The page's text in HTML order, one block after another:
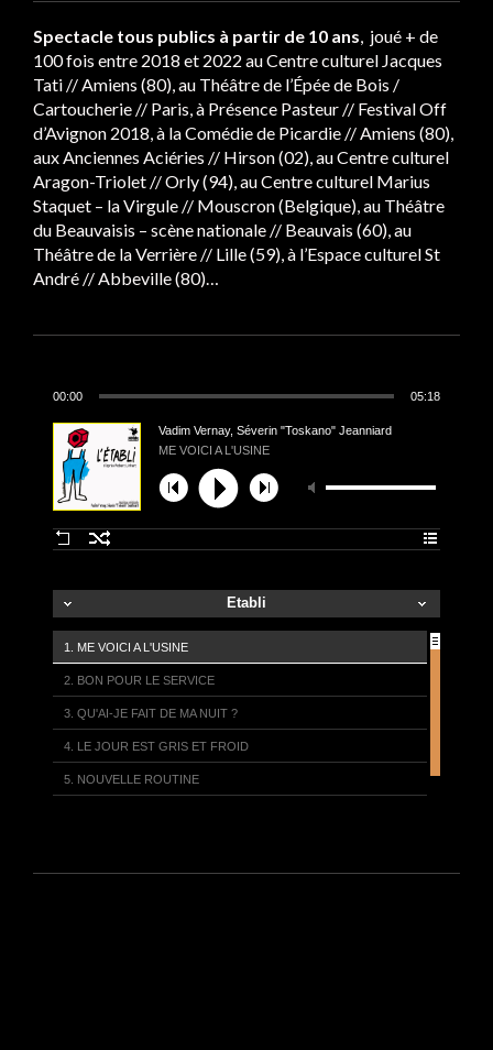
Spectacle tous publics à partir de 10 ans, joué + de
100 fois entre 2018 et 2022 au Centre culturel Jacques
Tati // Amiens (80), au Théâtre de l’Épée de Bois /
Cartoucherie // Paris, à Présence Pasteur // Festival Off
d’Avignon 2018, à la Comédie de Picardie // Amiens (80),
aux Anciennes Aciéries // Hirson (02), au Centre culturel
Aragon-Triolet // Orly (94), au Centre culturel Marius
Staquet – la Virgule // Mouscron (Belgique), au Théâtre
du Beauvaisis – scène nationale // Beauvais (60), au
Théâtre de la Verrière // Lille (59), à l’Espace culturel St
André // Abbeville (80)…
00:00 05:18
ME VOICI A L'USINE
Vadim Vernay, Séverin "Toskano" Jeanniard
Etabli
1. ME VOICI A L'USINE
2. BON POUR LE SERVICE
3. QU'AI-JE FAIT DE MA NUIT ?
4. LE JOUR EST GRIS ET FROID
5. NOUVELLE ROUTINE